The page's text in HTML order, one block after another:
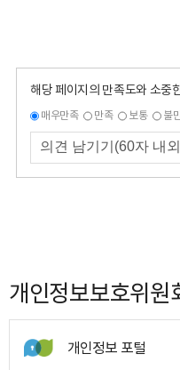
해당 페이지의 만족도와 소중
매우만족 만족 보통 불
개인정보보호위원
개인정보 포털